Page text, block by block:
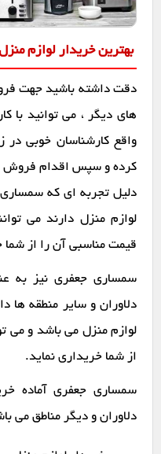
بهترین خریدار لوازم
دقت داشته باشید جهت
های دیگر ، می توانید با
واقع کارشناسان خوبی
کرده و سپس اقدام فروش
دلیل تجربه ای که
لوازم منزل دارند می
قیمت مناسبی آن را از شما
سمساری جعفری نیز به
دلاوران و سایر منطقه ها
لوازم منزل می باشد و می
از شما خریداری نماید.
سمساری جعفری آماده
دلاوران و دیگر مناطق می